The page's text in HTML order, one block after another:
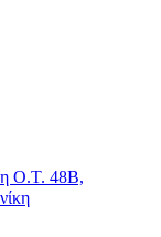
Ο.Τ. 48Β,